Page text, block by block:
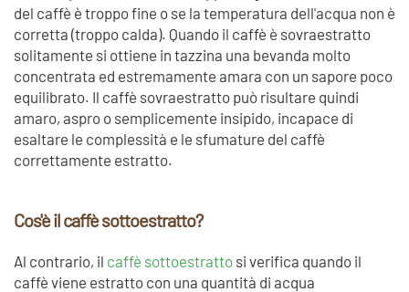
del caffè è troppo fine o se la temperatura dell'acqua non è
corretta (troppo calda). Quando il caffè è sovraestratto
solitamente si ottiene in tazzina una bevanda molto
concentrata ed estremamente amara con un sapore poco
equilibrato. Il caffè sovraestratto può risultare quindi
amaro, aspro o semplicemente insipido, incapace di
esaltare le complessità e le sfumature del caffè
correttamente estratto.
Cos'è il caffè sottoestratto?
Al contrario, il caffè sottoestratto si verifica quando il
caffè viene estratto con una quantità di acqua